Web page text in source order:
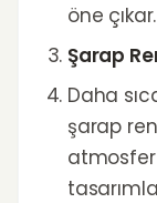
öne çıkar.
Şarap
Daha
şarap
atmosfer